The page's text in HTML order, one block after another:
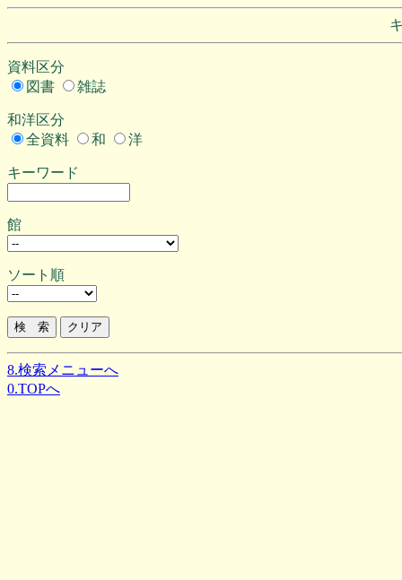
資料区分
図書
雑誌
和洋区分
全資料
和 洋
キーワード
館
ソート順
8.検索メニューへ
0.TOPへ